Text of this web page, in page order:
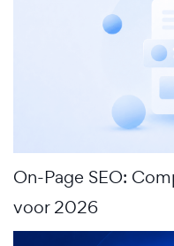
On-Page SEO:
voor 2026